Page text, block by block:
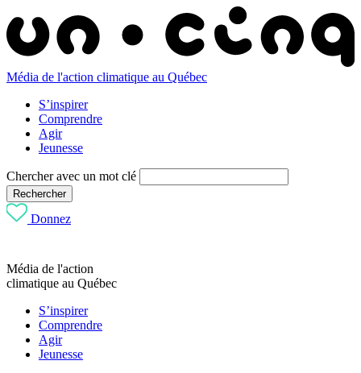
Média de l'action climatique au Québec
S’inspirer
Comprendre
Agir
Jeunesse
Chercher avec un mot clé
Rechercher
Donnez
Média de l'action
climatique au Québec
S’inspirer
Comprendre
Agir
Jeunesse